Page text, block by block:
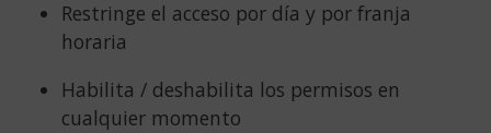
Restringe el acceso por día y por franja
horaria
Habilita / deshabilita los permisos en
cualquier momento